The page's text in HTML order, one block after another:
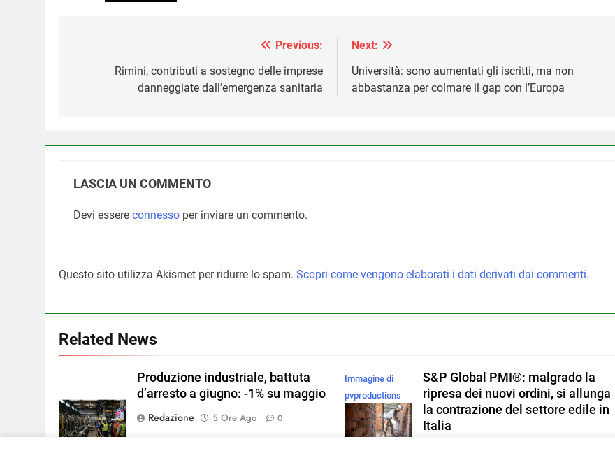
articoli
Previous:
Rimini, contributi a sostegno delle imprese
danneggiate dall’emergenza sanitaria
Next:
Università: sono aumentati gli iscritti, ma non
abbastanza per colmare il gap con l’Europa
LASCIA UN COMMENTO
Devi essere connesso per inviare un commento.
Questo sito utilizza Akismet per ridurre lo spam. Scopri come vengono elaborati i dati derivati dai commenti.
Related News
Produzione industriale, battuta
d’arresto a giugno: -1% su maggio
Redazione
5 Ore Ago 0
Immagine di
pvproductions
su Magnific
S&P Global PMI®: malgrado la
ripresa dei nuovi ordini, si allunga
la contrazione del settore edile in
Italia